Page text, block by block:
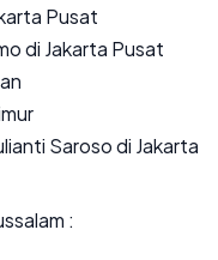
Pusat
di Jakarta Pusat
Saroso di Jakarta
: